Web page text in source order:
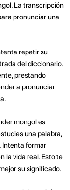
La transcripción
pronunciar una
repetir su
del diccionario.
prestando
a pronunciar
mongol es
una palabra,
Intenta formar
la vida real. Esto te
su significado.